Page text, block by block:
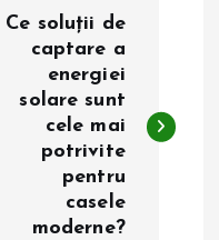
Ce soluții de
captare a
energiei
solare sunt
cele mai
potrivite
pentru
casele
moderne?